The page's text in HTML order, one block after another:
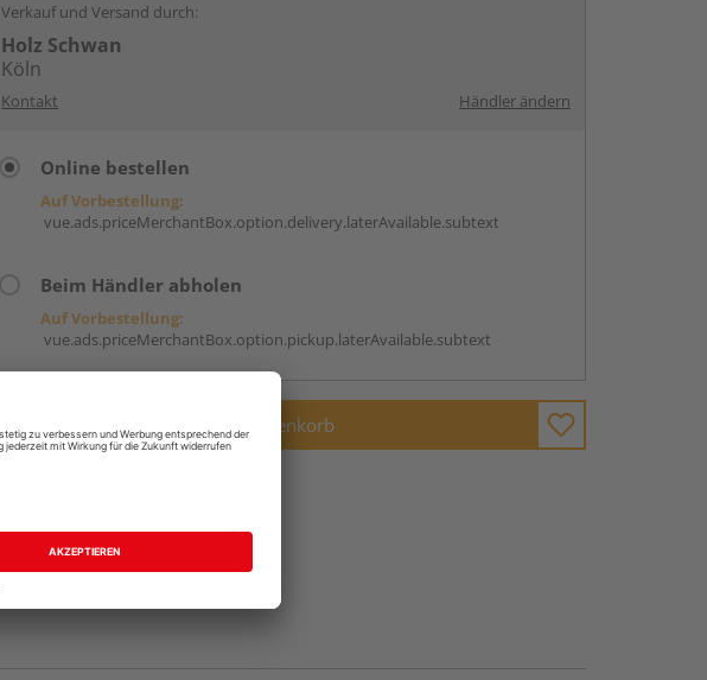
Verkauf und Versand durch:
Holz Schwan
Köln
Kontakt Händler ändern
Online bestellen
Auf Vorbestellung:
vue.ads.priceMerchantBox.option.delivery.laterAvailable.subtext
Beim Händler abholen
Auf Vorbestellung:
vue.ads.priceMerchantBox.option.pickup.laterAvailable.subtext
In den Warenkorb